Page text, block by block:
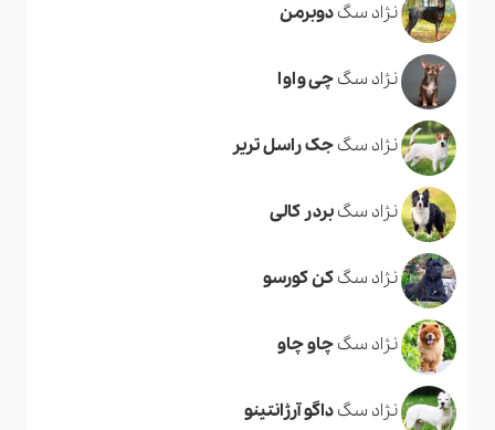
نژاد سگدوبرمن
نژاد سگچی واوا
نژاد سگجک راسل تریر
نژاد سگبردر کالی
نژاد سگکن کورسو
نژاد سگچاو چاو
نژاد سگداگو آرژانتینو